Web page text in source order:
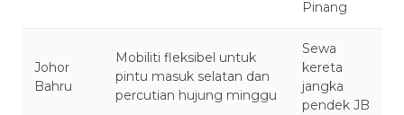
Pinang
Johor
Bahru
Mobiliti fleksibel untuk
pintu masuk selatan dan
percutian hujung minggu
Sewa
kereta
jangka
pendek JB